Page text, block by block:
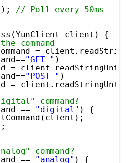
// Poll every 50ms
client) {
command
=
"GET " )
=
"POST " )
=
command?
== "digital" ) {
;
command?
== "analog" ) {